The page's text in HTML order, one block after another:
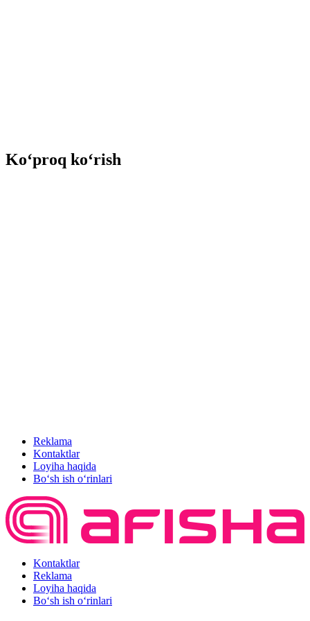
Ko‘proq ko‘rish
Reklama
Kontaktlar
Loyiha haqida
Bo‘sh ish o‘rinlari
Kontaktlar
Reklama
Loyiha haqida
Bo‘sh ish o‘rinlari